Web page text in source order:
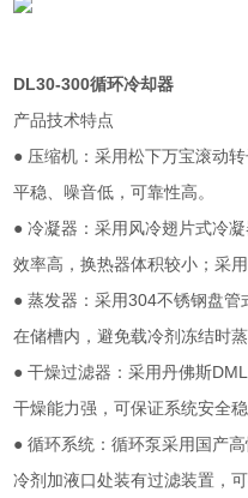
DL30-300循环冷却器
产品技术特点
● 压缩机：采用松下万宝滚动
平稳、噪音低，可靠性高。
● 冷凝器：采用风冷翅片式冷
效率高，换热器体积较小；采
● 蒸发器：采用304不锈钢盘
在储槽内，避免载冷剂冻结时蒸
● 干燥过滤器：采用丹佛斯
干燥能力强，可保证系统安全稳
● 循环系统：循环泵采用国产
冷剂加液口处装有过滤装置，